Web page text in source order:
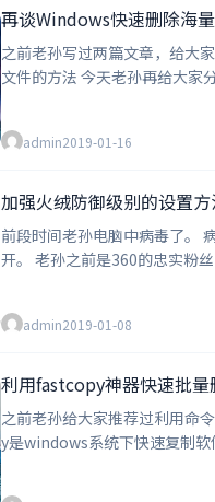
再谈Windows快速删除海
之前老孙写过两篇文章，给大
admin2019-01-16
加强火绒防御级别的设置
前段时间老孙电脑中病毒了。 病毒，多么陌生的东西，好多年不和这东西打交道了。 是一款感染型病毒，中毒后电脑中的好多exe文件都遭殃了，打不
开。 老孙之前是360的忠
admin2019-01-08
利用fastcopy神器快速批
之前老孙给大家推荐过利用命令行实现快速
y是windows系统下快速复制软